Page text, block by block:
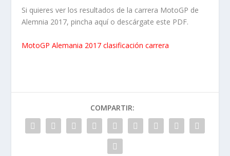
Si quieres ver los resultados de la carrera MotoGP de
Alemnia 2017, pincha aquí o descárgate este PDF.
MotoGP Alemania 2017 clasificación carrera
COMPARTIR: